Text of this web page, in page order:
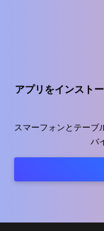
アプリをインスト
スマーフォンとテーブ
バ
ヘルプセンター
プレス向け情報
利用規約